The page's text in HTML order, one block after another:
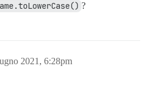
?
2021, 6:28pm